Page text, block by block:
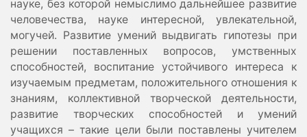
науке, без которой немыслимо дальнейшее развитие
человечества, науке интересной, увлекательной,
могучей. Развитие умений выдвигать гипотезы при
решении поставленных вопросов, умственных
способностей, воспитание устойчивого интереса к
изучаемым предметам, положительного отношения к
знаниям, коллективной творческой деятельности,
развитие творческих способностей и умений
учащихся – такие цели были поставлены учителем